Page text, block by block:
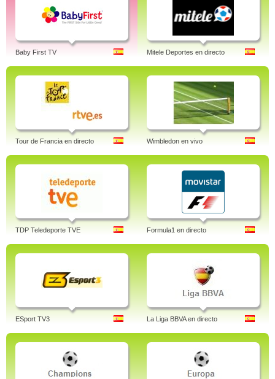
Baby First TV Mitele Deportes en directo
Tour de Francia en directo Wimbledon en vivo
TDP Teledeporte TVE Formula1 en directo
ESport TV3 La Liga BBVA en directo